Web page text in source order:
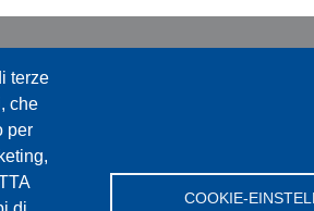
terze
che
per
COOKIE-
Diritti Universali del Lavoro
Adige